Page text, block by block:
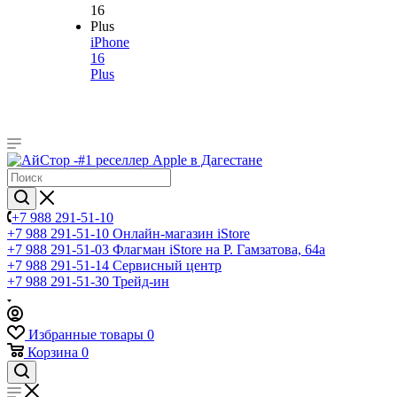
iPhone
16
Plus
+7 988 291-51-10
+7 988 291-51-10 Онлайн-магазин iStore
+7 988 291-51-03 Флагман iStore на Р. Гамзатова, 64а
+7 988 291-51-14 Сервисный центр
+7 988 291-51-30 Трейд-ин
Избранные товары 0
Корзина 0